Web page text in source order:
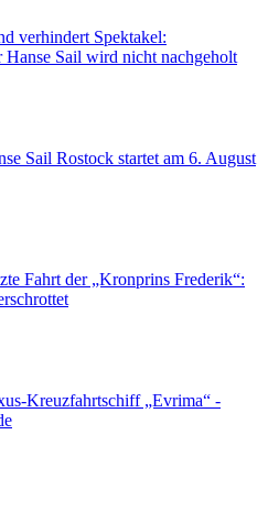
verhindert Spektakel:
Sail wird nicht nachgeholt
Sail Rostock startet am 6. August
Fahrt der „Kronprins Frederik“:
Kreuzfahrtschiff „Evrima“ -